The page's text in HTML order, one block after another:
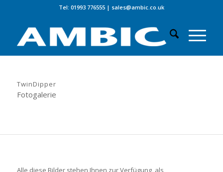
Tel: 01993 776555| sales@ambic.co.uk
TwinDipper
Fotogalerie
Alle diese Bilder stehen Ihnen zur Verfügung, als